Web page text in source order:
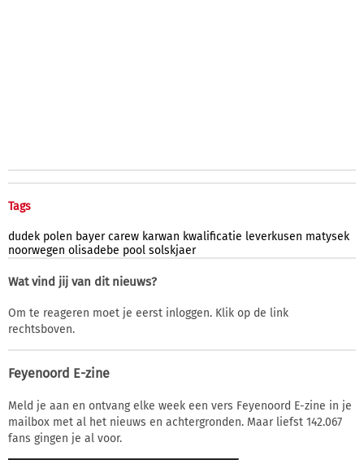
Tags
dudek polen bayer carew karwan kwalificatie leverkusen matysek
noorwegen olisadebe pool solskjaer
Wat vind jij van dit nieuws?
Om te reageren moet je eerst inloggen. Klik op de link
rechtsboven.
Feyenoord E-zine
Meld je aan en ontvang elke week een vers Feyenoord E-zine in je
mailbox met al het nieuws en achtergronden. Maar liefst 142.067
fans gingen je al voor.